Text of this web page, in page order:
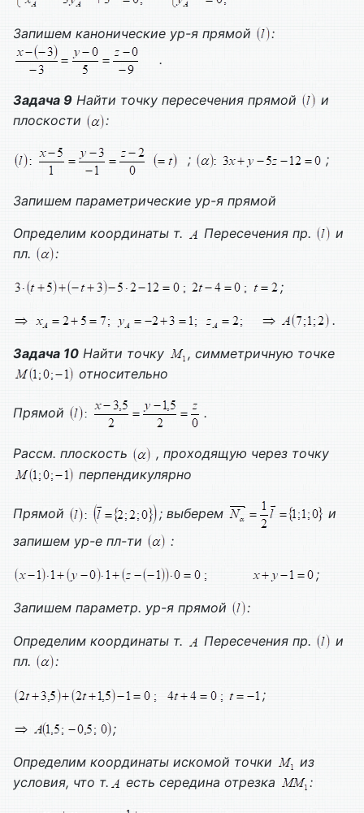
Запишем канонические ур-я прямой
:
.
Задача 9 Найти точку пересечения прямой
и
плоскости
:
; ;
Запишем параметрические ур-я прямой
Определим координаты т.
Пересечения пр.
и
пл.
:
;
.
Задача 10 Найти точку
, симметричную точке
относительно
Прямой .
Рассм. плоскость
, проходящую через точку
перпендикулярно
Прямой ; выберем
и
запишем ур-е пл-ти
:
;
Запишем параметр. ур-я прямой :
Определим координаты т. Пересечения пр.
и
пл.
:
;
;
Определим координаты искомой точки
из
условия, что т.
есть середина отрезка :